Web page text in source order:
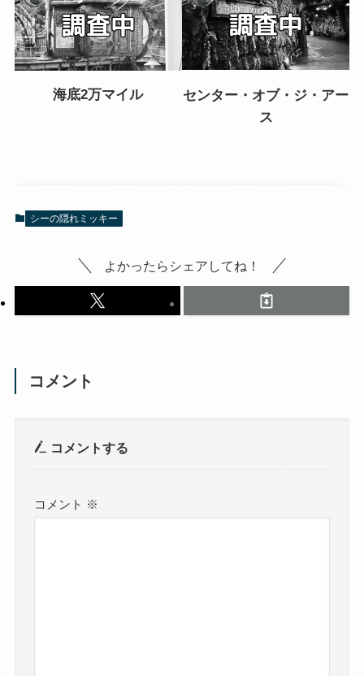
海底2万マイル
センター・オブ・ジ・アー
ス
シーの隠れミッキー
よかったらシェアしてね！
コメント
コメントする
コメント ※